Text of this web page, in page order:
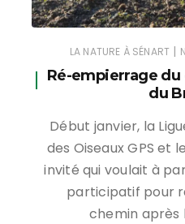
LA NATURE À SÉNART |
Ré-empierrage
du
Début janvier, la
des Oiseaux GPS et
invité qui voulait à
participatif pour
chemin après